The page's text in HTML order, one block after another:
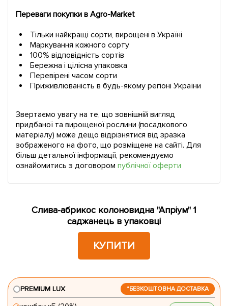
Переваги покупки в Agro-Market
Тільки найкращі сорти, вирощені в Україні
Маркування кожного сорту
100% відповідність сортів
Бережна і цілісна упаковка
Перевірені часом сорти
Приживлюваність в будь-якому регіоні України
Звертаємо увагу на те, що зовнішній вигляд
придбаної та вирощеної рослини (посадкового
матеріалу) може дещо відрізнятися від зразка
зображеного на фото, що розміщене на сайті. Для
більш детальної інформації, рекомендуємо
ознайомитись з договором публічної оферти
Слива-абрикос колоновидна "Апріум" 1
саджанець в упаковці
КУПИТИ
*БЕЗКОШТОВНА ДОСТАВКА
PREMIUM LUX